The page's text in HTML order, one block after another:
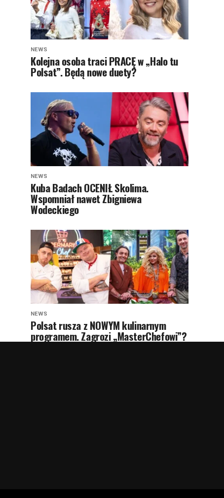
NEWS
Kolejna osoba traci PRACĘ w „Halo tu
Polsat”. Będą nowe duety?
NEWS
Kuba Badach OCENIŁ Skolima.
Wspomniał nawet Zbigniewa
Wodeckiego
NEWS
Polsat rusza z NOWYM kulinarnym
programem. Zagrozi „MasterChefowi”?